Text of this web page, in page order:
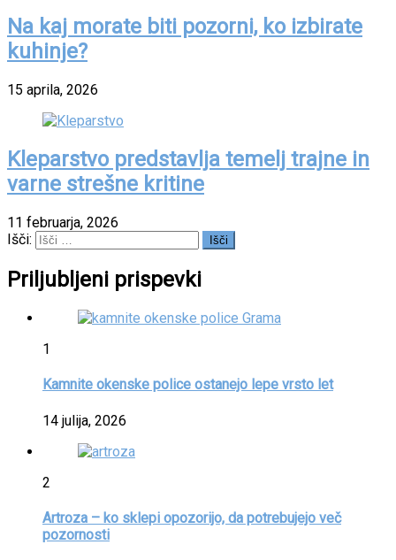
Na kaj morate biti pozorni, ko izbirate
kuhinje?
15 aprila, 2026
Kleparstvo predstavlja temelj trajne in
varne strešne kritine
11 februarja, 2026
Išči:
Priljubljeni prispevki
1
Kamnite okenske police ostanejo lepe vrsto let
14 julija, 2026
2
Artroza – ko sklepi opozorijo, da potrebujejo več
pozornosti